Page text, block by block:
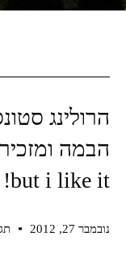
but i like it!
נובמבר 27, 2012